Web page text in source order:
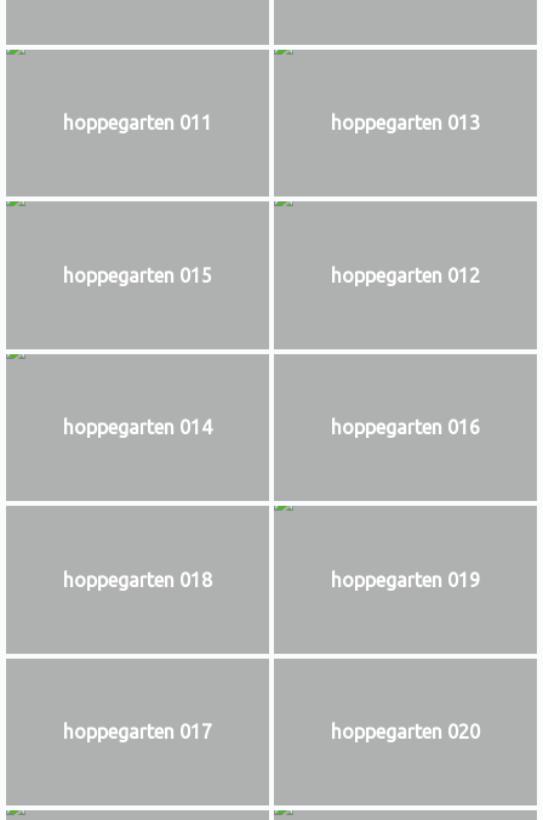
hoppegarten 011 hoppegarten 013
hoppegarten 015 hoppegarten 012
hoppegarten 014 hoppegarten 016
hoppegarten 018 hoppegarten 019
hoppegarten 017 hoppegarten 020